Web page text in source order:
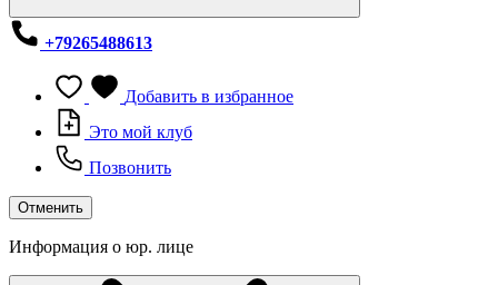
+79265488613
Добавить в избранное
Это мой клуб
Позвонить
Отменить
Информация о юр. лице